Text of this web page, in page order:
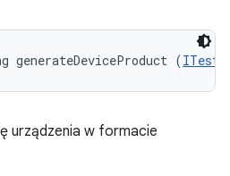
(
urządzenia w formacie